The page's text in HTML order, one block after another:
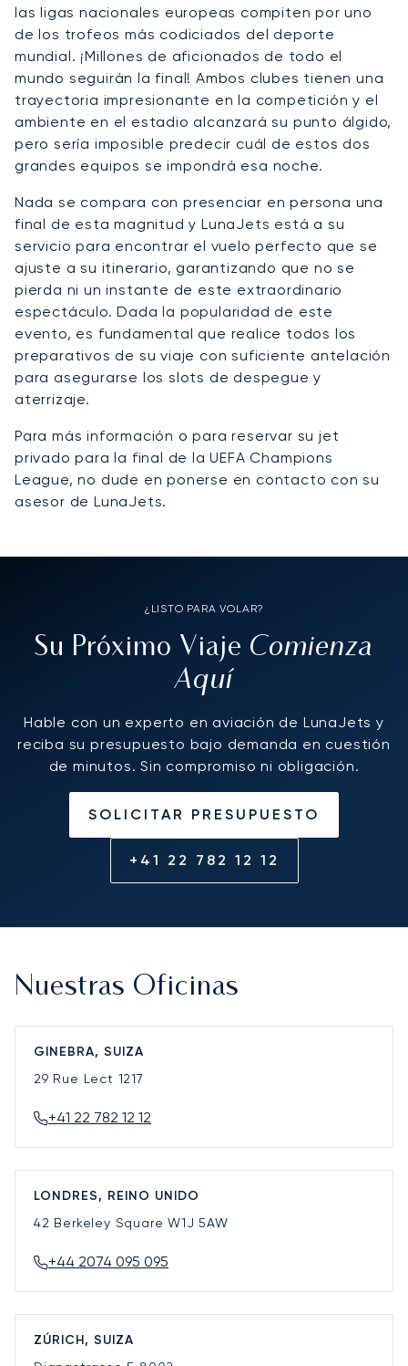
las ligas nacionales europeas compiten por uno
de los trofeos más codiciados del deporte
mundial. ¡Millones de aficionados de todo el
mundo seguirán la final! Ambos clubes tienen una
trayectoria impresionante en la competición y el
ambiente en el estadio alcanzará su punto álgido,
pero sería imposible predecir cuál de estos dos
grandes equipos se impondrá esa noche.
Nada se compara con presenciar en persona una
final de esta magnitud y LunaJets está a su
servicio para encontrar el vuelo perfecto que se
ajuste a su itinerario, garantizando que no se
pierda ni un instante de este extraordinario
espectáculo. Dada la popularidad de este
evento, es fundamental que realice todos los
preparativos de su viaje con suficiente antelación
para asegurarse los slots de despegue y
aterrizaje.
Para más información o para reservar su jet
privado para la final de la UEFA Champions
League, no dude en ponerse en contacto con su
asesor de LunaJets.
¿LISTO PARA VOLAR?
Su Próximo Viaje Comienza
Aquí
Hable con un experto en aviación de LunaJets y
reciba su presupuesto bajo demanda en cuestión
de minutos. Sin compromiso ni obligación.
SOLICITAR PRESUPUESTO
+41 22 782 12 12
Nuestras Oficinas
GINEBRA, SUIZA
29 Rue Lect 1217
+41 22 782 12 12
LONDRES, REINO UNIDO
42 Berkeley SquareW1J 5AW
+44 2074 095 095
ZÚRICH, SUIZA